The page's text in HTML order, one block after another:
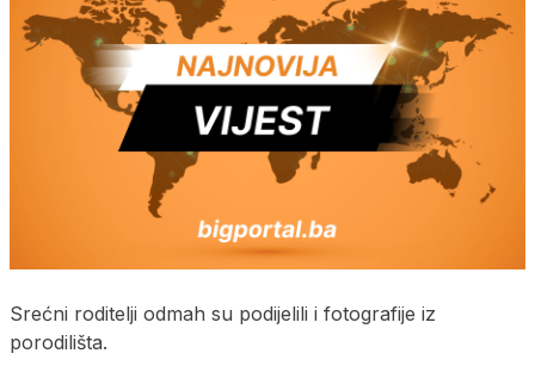
Srećni roditelji odmah su podijelili i fotografije iz
porodilišta.